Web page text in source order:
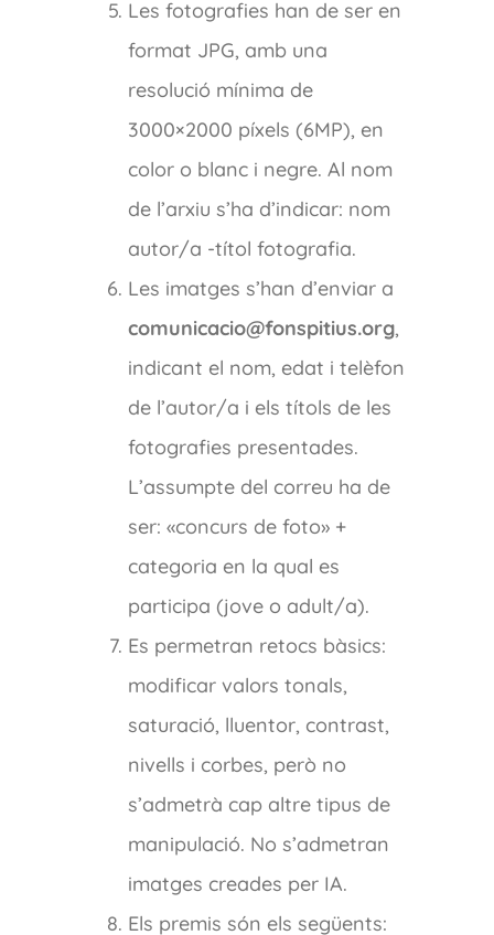
Les fotografies han de ser en
format JPG, amb una
resolució mínima de
3000×2000 píxels (6MP), en
color o blanc i negre. Al nom
de l’arxiu s’ha d’indicar: nom
autor/a -títol fotografia.
Les imatges s’han d’enviar a
comunicacio@fonspitius.org,
indicant el nom, edat i telèfon
de l’autor/a i els títols de les
fotografies presentades.
L’assumpte del correu ha de
ser: «concurs de foto» +
categoria en la qual es
participa (jove o adult/a).
Es permetran retocs bàsics:
modificar valors tonals,
saturació, lluentor, contrast,
nivells i corbes, però no
s’admetrà cap altre tipus de
manipulació. No s’admetran
imatges creades per IA.
Els premis són els següents: